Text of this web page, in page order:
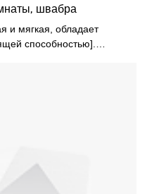
швабра
и мягкая, обладает
способностью].